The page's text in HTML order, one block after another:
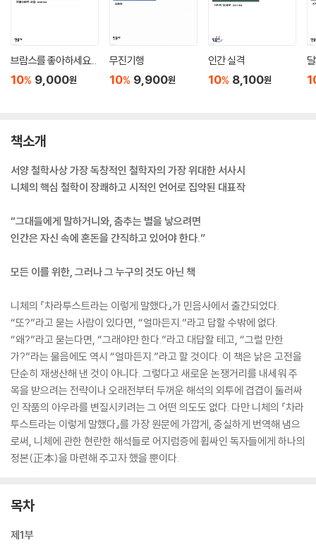
브람스를 좋아하세요...
10% 9,000원
무진기행
10% 9,900원
인간 실격
10% 8,100원
책소개
서양 철학사상 가장 독창적인 철학자의 가장 위대한 서사시
니체의 핵심 철학이 장쾌하고 시적인 언어로 집약된 대표작
“그대들에게 말하거니와, 춤추는 별을 낳으려면
인간은 자신 속에 혼돈을 간직하고 있어야 한다.”
모든 이를 위한, 그러나 그 누구의 것도 아닌 책
니체의 『차라투스트라는 이렇게 말했다』가 민음사에서 출간되었다.
“또?”라고 묻는 사람이 있다면, “얼마든지.”라고 답할 수밖에 없다.
“왜?”라고 묻는다면, “그래야만 한다.”라고 대답할 테고, “그럴 만한
가?”라는 물음에도 역시 “얼마든지.”라고 할 것이다. 이 책은 낡은 고전을
단순히 재생산해 낸 것이 아니다. 그렇다고 새로운 논쟁거리를 내세워 주
목을 받으려는 전략이나 오래전부터 두꺼운 해석의 외투에 겹겹이 둘러싸
인 작품의 아우라를 변질시키려는 그 어떤 의도도 없다. 다만 니체의 『차라
투스트라는 이렇게 말했다』를 가장 원문에 가깝게, 충실하게 번역해 냄으
로써, 니체에 관한 현란한 해석들로 어지럼증에 휩싸인 독자들에게 하나의
정본(正本)을 마련해 주고자 했을 뿐이다.
목차
제1부